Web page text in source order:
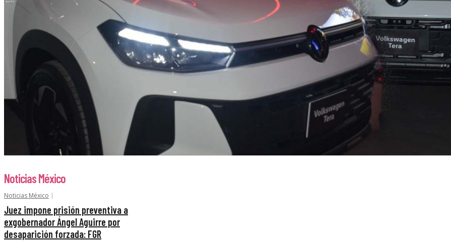
Noticias México
Noticias México
Juez impone prisión preventiva a
exgobernador Ángel Aguirre por
desaparición forzada: FGR